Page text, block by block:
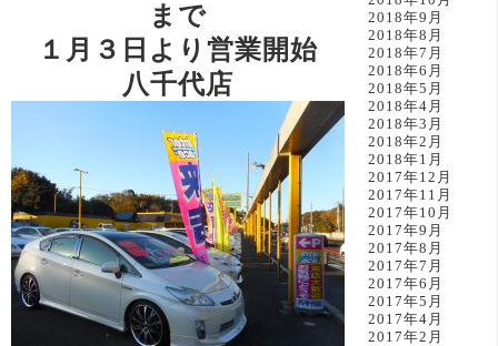
2018年9月
2018年8月
2018年7月
2018年6月
2018年5月
2018年4月
2018年3月
2018年2月
2018年1月
2017年12月
2017年11月
2017年10月
2017年9月
2017年8月
2017年7月
2017年6月
2017年5月
2017年4月
2017年2月
まで
１月３日より営業開始
八千代店